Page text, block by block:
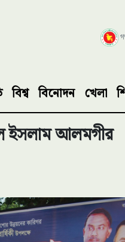
বিশ্ব বিনোদন খেলা
ইসলাম আলমগীর